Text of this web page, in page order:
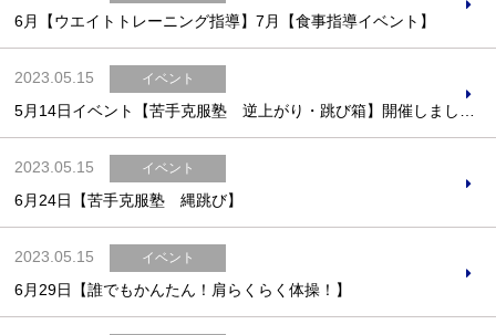
6月【ウエイトトレーニング指導】7月【食事指導イベント】
2023.05.15 イベント
2023.05.15 イベント
6月24日【苦手克服塾 縄跳び】
2023.05.15 イベント
6月29日【誰でもかんたん！肩らくらく体操！】